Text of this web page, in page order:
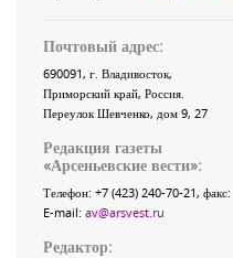
Почтовый адрес:
690091, г. Владивосток,
Приморский край, Россия
Переулок Шевченко, дом 9, 27
Редакция газеты
«Арсеньевские вести»:
Телефон: +7 (423) 240-70-21, факс:
E-mail: av@arsvest.ru
Редактор: